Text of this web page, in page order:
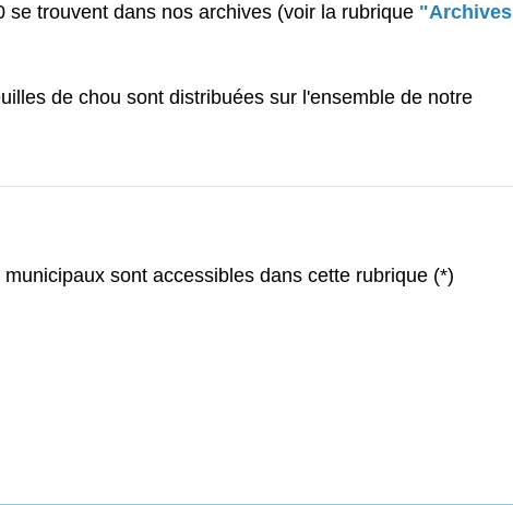
se trouvent dans nos archives (voir la rubrique "Archives
de chou sont distribuées sur l'ensemble de notre
sont accessibles dans cette rubrique (*)